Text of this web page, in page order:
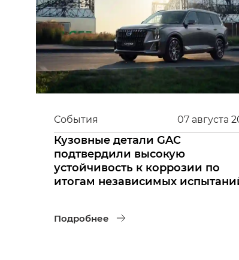
07 августа
События
Кузовные детали GAC
подтвердили высокую
устойчивость к коррозии по
итогам независимых
Подробнее